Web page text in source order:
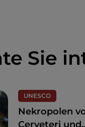
Sie
UNESCO
Nekropolen
Cerveteri und